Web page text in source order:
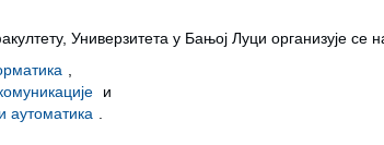
Универзитета у Бањој Луци организује се
и
аутоматика